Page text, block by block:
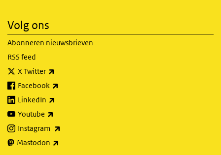
Volg ons
Abonneren nieuwsbrieven
RSS feed
X Twitter
Facebook
LinkedIn
Youtube
Instagram
Mastodon